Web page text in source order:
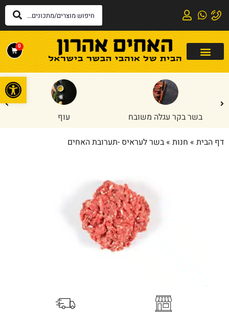
0
בשר בקר עגלה משובח עוף
דף הבית » חנות »בשר לעראיס -תערובת האחים